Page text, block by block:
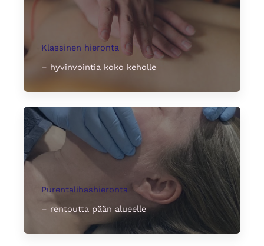
Klassinen hieronta
– hyvinvointia koko keholle
Purentalihashieronta
– rentoutta pään alueelle